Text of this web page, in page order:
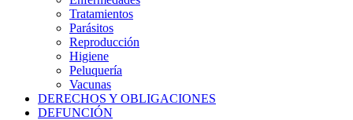
Tratamientos
Parásitos
Reproducción
Higiene
Peluquería
Vacunas
DERECHOS Y OBLIGACIONES
DEFUNCIÓN